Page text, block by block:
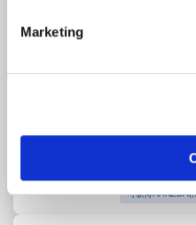
Marketing
Tokyo Food
第1航站楼/
可获得HANEDA